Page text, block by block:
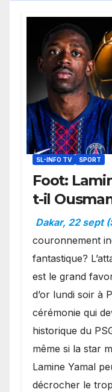
SL-INFO TV SPORT
Foot:
t-il
Ballon d’or
Dakar, 22 sept
couronnement
fantastique?
est le grand
d’or lundi soir à
cérémonie qui
historique du
même si la star
Lamine Yamal
décrocher le